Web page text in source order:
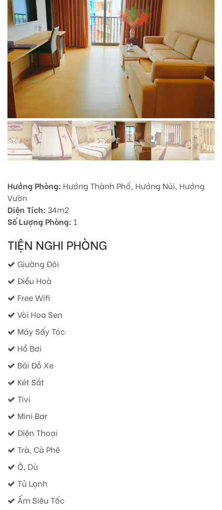
Hướng Phòng: Hướng Thành Phố, Hướng Núi, Hướng
Vườn
Diện Tích: 34m2
Số Lượng Phòng: 1
TIỆN NGHI PHÒNG
Giường Đôi
Điều Hoà
Free Wifi
Vòi Hoa Sen
Máy Sấy Tóc
Hồ Bơi
Bãi Đỗ Xe
Két Sắt
Tivi
Mini Bar
Điện Thoại
Trà, Cà Phê
Ô, Dù
Tủ Lạnh
Ấm Siêu Tốc